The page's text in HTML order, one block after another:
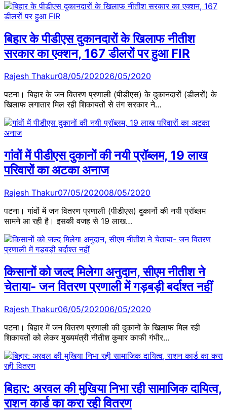
बिहार के पीडीएस दुकानदारों के खिलाफ नीतीश
सरकार का एक्शन, 167 डीलरों पर हुआ FIR
Rajesh Thakur08/05/202026/05/2020
पटना। बिहार के जन वितरण प्रणाली (पीडीएस) के दुकानदारों (डीलरों) के
खिलाफ लगातार मिल रही शिकायतों से तंग सरकार ने…
गांवों में पीडीएस दुकानों की नयी प्रॉब्लम, 19 लाख
परिवारों का अटका अनाज
Rajesh Thakur07/05/202008/05/2020
पटना। गांवों में जन वितरण प्रणाली (पीडीएस) दुकानों की नयी प्रॉब्लम
सामने आ रही है। इसकी वजह से 19 लाख…
किसानों को जल्द मिलेगा अनुदान, सीएम नीतीश ने
चेताया- जन वितरण प्रणाली में गड़बड़ी बर्दाश्त नहीं
Rajesh Thakur06/05/202006/05/2020
पटना। बिहार में जन वितरण प्रणाली की दुकानों के खिलाफ मिल रही
शिकायतों को लेकर मुख्यमंत्री नीतीश कुमार काफी गंभीर…
बिहार: अरवल की मुखिया निभा रही सामाजिक दायित्व,
राशन कार्ड का करा रही वितरण